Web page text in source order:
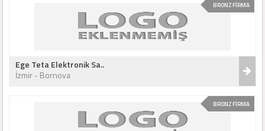
BRONZ FİRMA
Ege Teta Elektronik Sa..
İzmir - Bornova
BRONZ FİRMA